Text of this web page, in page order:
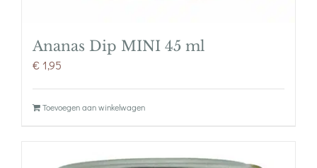
Ananas Dip MINI 45 ml
€ 1,95
Toevoegen aan winkelwagen